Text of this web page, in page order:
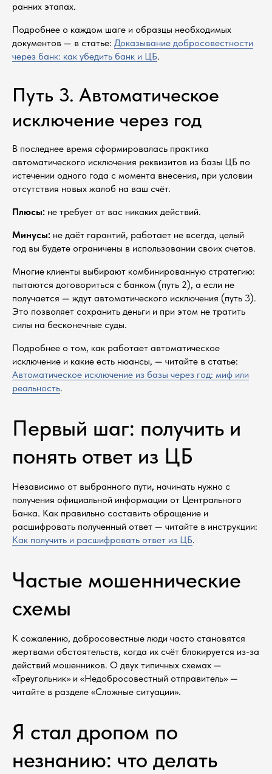
ранних этапах.
Подробнее о каждом шаге и образцы необходимых
документов — в статье: Доказывание добросовестности
через банк: как убедить банк и ЦБ.
Путь 3. Автоматическое
исключение через год
В последнее время сформировалась практика
автоматического исключения реквизитов из базы ЦБ по
истечении одного года с момента внесения, при условии
отсутствия новых жалоб на ваш счёт.
Плюсы: не требует от вас никаких действий.
Минусы: не даёт гарантий, работает не всегда, целый
год вы будете ограничены в использовании своих счетов.
Многие клиенты выбирают комбинированную стратегию:
пытаются договориться с банком (путь 2), а если не
получается — ждут автоматического исключения (путь 3).
Это позволяет сохранить деньги и при этом не тратить
силы на бесконечные суды.
Подробнее о том, как работает автоматическое
исключение и какие есть нюансы, — читайте в статье:
Автоматическое исключение из базы через год: миф или
реальность.
Первый шаг: получить и
понять ответ из ЦБ
Независимо от выбранного пути, начинать нужно с
получения официальной информации от Центрального
Банка. Как правильно составить обращение и
расшифровать полученный ответ — читайте в инструкции:
Как получить и расшифровать ответ из ЦБ.
Частые мошеннические
схемы
К сожалению, добросовестные люди часто становятся
жертвами обстоятельств, когда их счёт блокируется из-за
действий мошенников. О двух типичных схемах —
«Треугольник» и «Недобросовестный отправитель» —
читайте в разделе «Сложные ситуации».
Я стал дропом по
незнанию: что делать
Консультация по 161-ФЗ
Оставьте заявку
Напишите мне в мессенджер
WhatsApp